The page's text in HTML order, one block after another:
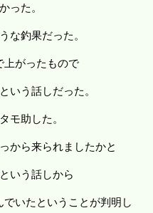
った。
な釣果だった。
上がったもので
いう話しだった。
モ助した。
から来られましたかと
いう話しから
いたということが判明し